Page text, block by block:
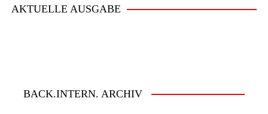
AKTUELLE AUSGABE
BACK.INTERN. ARCHIV